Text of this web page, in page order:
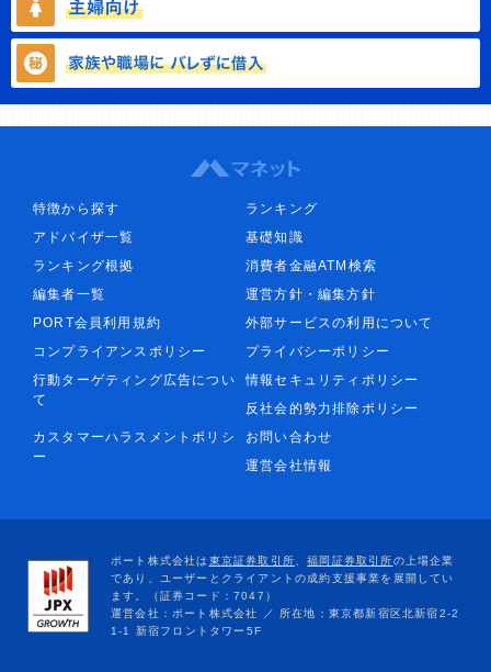
特徴から探す
ランキング
アドバイザ一覧
基礎知識
ランキング根拠
消費者金融ATM検索
編集者一覧
運営方針・編集方針
PORT会員利用規約
外部サービスの利用について
コンプライアンスポリシー
プライバシーポリシー
行動ターゲティング広告につい
て
情報セキュリティポリシー
反社会的勢力排除ポリシー
カスタマーハラスメントポリシ
ー
お問い合わせ
運営会社情報